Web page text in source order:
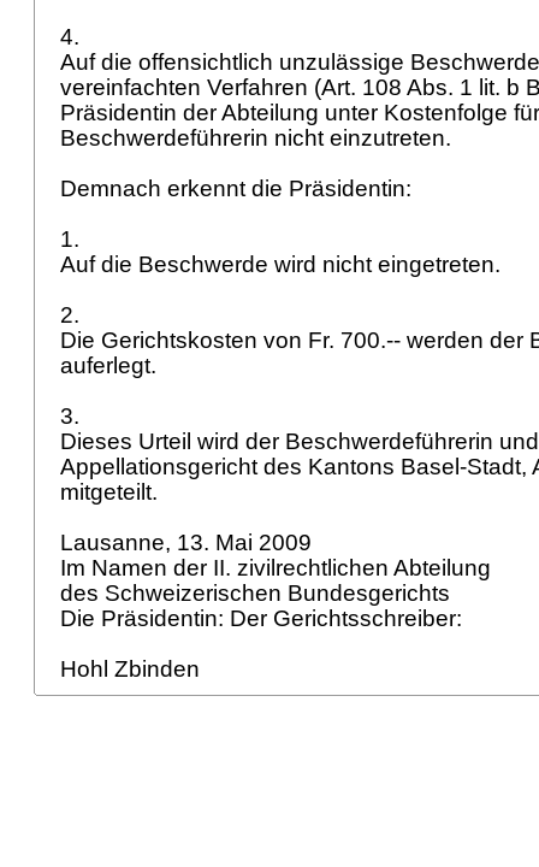
4.
Auf die offensichtlich unzulässige
vereinfachten Verfahren (Art. 108 Abs. 1 lit. b
Präsidentin der Abteilung unter Kostenfolge
Beschwerdeführerin nicht einzutreten.
Demnach erkennt die Präsidentin:
1.
Auf die Beschwerde wird nicht eingetreten.
2.
Die Gerichtskosten von Fr. 700.-- werden der
auferlegt.
3.
Dieses Urteil wird der Beschwerdeführerin
Appellationsgericht des Kantons Basel-Stadt,
mitgeteilt.
Lausanne, 13. Mai 2009
Im Namen der II. zivilrechtlichen Abteilung
des Schweizerischen Bundesgerichts
Die Präsidentin: Der Gerichtsschreiber:
Hohl Zbinden